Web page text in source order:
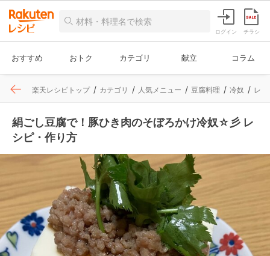
ログイン チラシ
おすすめ おトク カテゴリ 献立 コラム
楽天レシピトップ カテゴリ 人気メニュー 豆腐料理 冷奴 レ
絹ごし豆腐で！豚ひき肉のそぼろかけ冷奴☆彡 レ
シピ・作り方